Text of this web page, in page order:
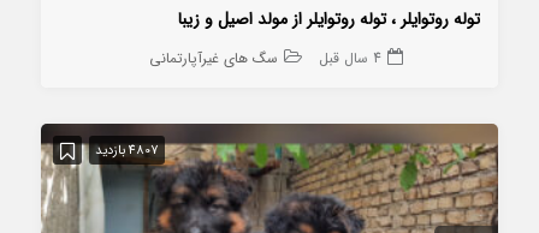
توله روتوایلر ، توله روتوایلر از مولد اصیل و زیبا
4 سال قبل سگ های غیرآپارتمانی
4807 بازدید